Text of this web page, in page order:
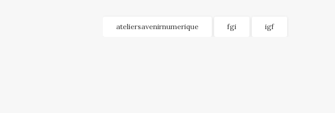
ateliersavenirnumerique fgi igf